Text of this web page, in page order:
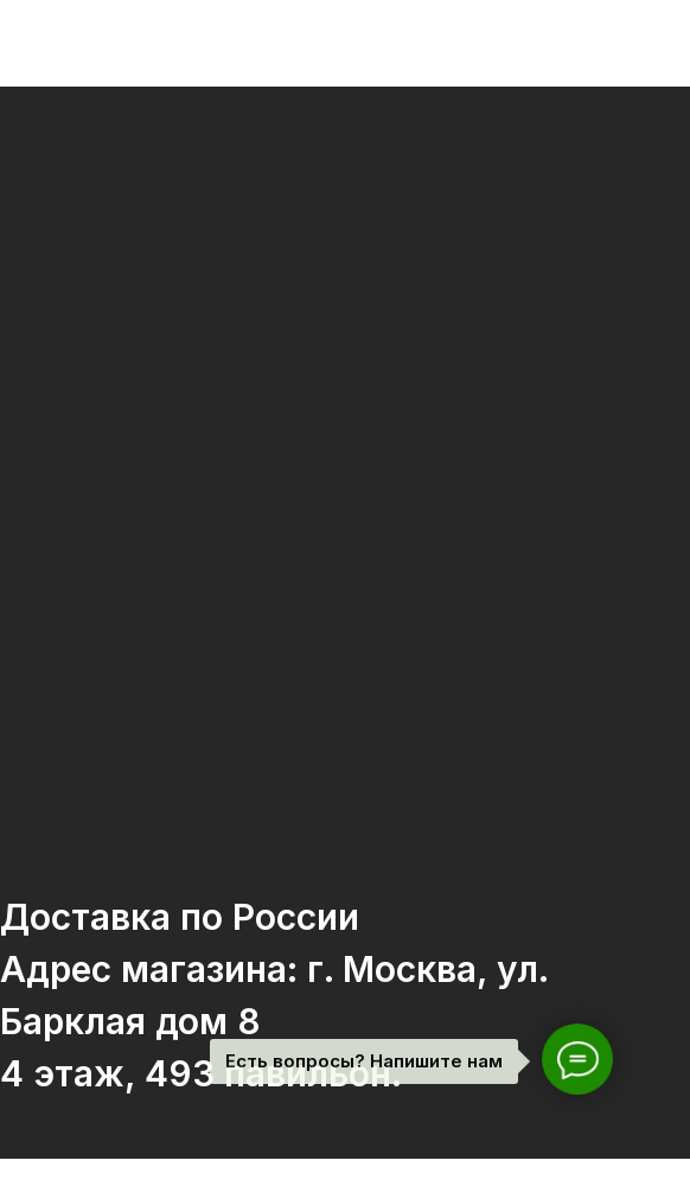
Доставка по России
Адрес магазина: г. Москва, ул.
Барклая дом 8
4 этаж, 493 павильон.
Есть вопросы? Напишите нам